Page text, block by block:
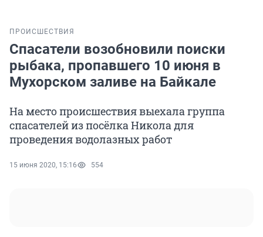
ПРОИСШЕСТВИЯ
Спасатели возобновили поиски
рыбака, пропавшего 10 июня в
Мухорском заливе на Байкале
На место происшествия выехала группа
спасателей из посёлка Никола для
проведения водолазных работ
15 июня 2020, 15:16 554